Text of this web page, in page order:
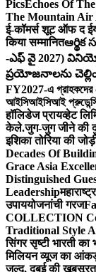
PicsEchoes Of
The Mountain Air
ई-कॉमर्स शूट ऑफ द
किया सम्मानितఆర్థిక
-ఎఫ్ వై 2027)
ప్రయోజనాలను
FY2027-এ গ্রাহকদের
আইসিআইসিআই
हॉलिडेज प्रायव्हेट
केले.जुग-जुग जीने की
इशिका तोरिया की
Decades Of
Grace Asia
Distinguished
Leadership
उपाययोजनांची गरज
COLLECTION
Traditional Style
सिंगर सृष्टी भारती
मिलियन व्यूज का
जल्द, दुबई की खूबसूरत